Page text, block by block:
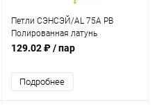
Петли СЭНСЭЙ/AL 75A PB
Полированная латунь
129.02 ₽/ пар
Подробнее